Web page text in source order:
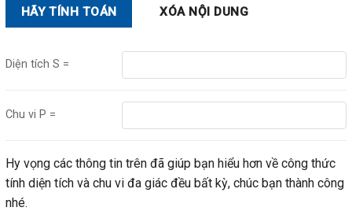
Diện tích S =
Chu vi P =
Hy vọng các thông tin trên đã giúp bạn hiểu hơn về công thức
tính diện tích và chu vi đa giác đều bất kỳ, chúc bạn thành công
nhé.